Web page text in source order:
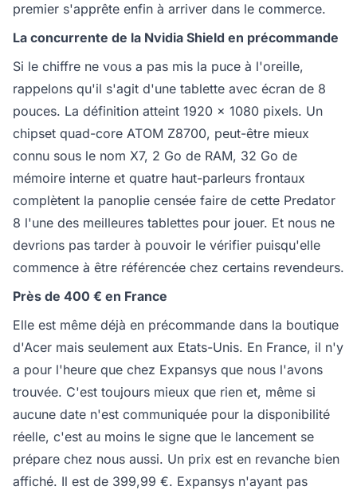
premier s'apprête enfin à arriver dans le commerce.
La concurrente de la Nvidia Shield en précommande
Si le chiffre ne vous a pas mis la puce à l'oreille,
rappelons qu'il s'agit d'une tablette avec écran de 8
pouces. La définition atteint 1920 x 1080 pixels. Un
chipset quad-core ATOM Z8700, peut-être mieux
connu sous le nom X7, 2 Go de RAM, 32 Go de
mémoire interne et quatre haut-parleurs frontaux
complètent la panoplie censée faire de cette Predator
8 l'une des meilleures tablettes pour jouer. Et nous ne
devrions pas tarder à pouvoir le vérifier puisqu'elle
commence à être référencée chez certains revendeurs.
Près de 400 € en France
Elle est même déjà en précommande dans la boutique
d'Acer mais seulement aux Etats-Unis. En France, il n'y
a pour l'heure que chez Expansys que nous l'avons
trouvée. C'est toujours mieux que rien et, même si
aucune date n'est communiquée pour la disponibilité
réelle, c'est au moins le signe que le lancement se
prépare chez nous aussi. Un prix est en revanche bien
affiché. Il est de 399,99 €. Expansys n'ayant pas